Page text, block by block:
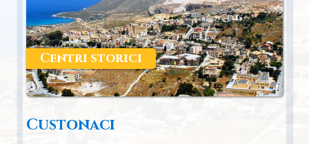
Centri storici
Custonaci